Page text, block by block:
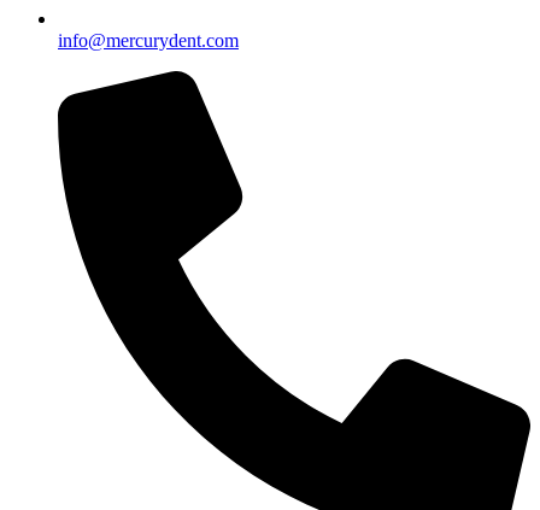
info@mercurydent.com